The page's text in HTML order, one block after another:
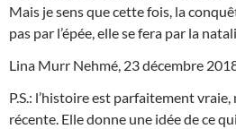
Mais je sens que cette fois, la
pas par l’épée, elle se fera par la
Lina Murr Nehmé, 23 décembre
P.S.: l’histoire est parfaitement vraie,
récente. Elle donne une idée de ce